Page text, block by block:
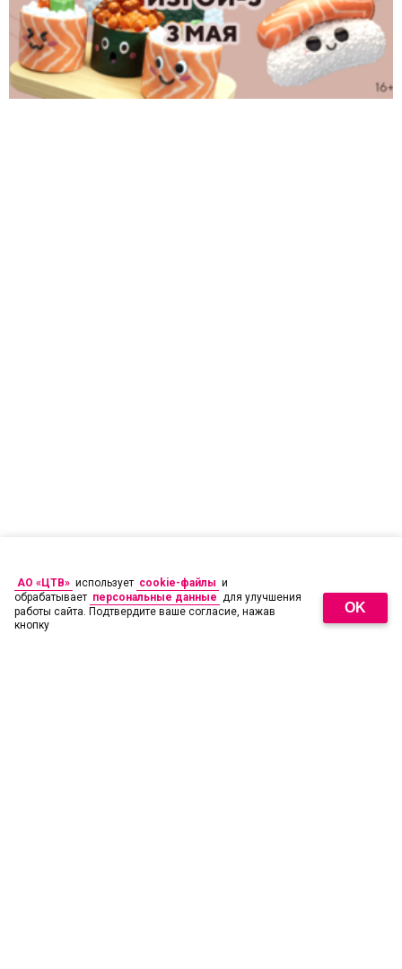
АО «ЦТВ» использует cookie-файлы и
обрабатывает персональные данные для улучшения
работы сайта. Подтвердите ваше согласие, нажав
кнопку
OK